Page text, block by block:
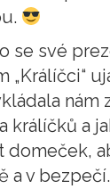
se své
„Králíčci“
nám
králíčků a
domeček,
a v